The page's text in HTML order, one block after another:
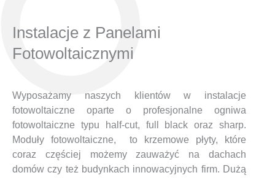
Instalacje z Panelami
Fotowoltaicznymi
Wyposażamy naszych klientów w instalacje
fotowoltaiczne oparte o profesjonalne ogniwa
fotowoltaiczne typu half-cut, full black oraz sharp.
Moduły fotowoltaiczne, to krzemowe płyty, które
coraz częściej możemy zauważyć na dachach
domów czy też budynkach innowacyjnych firm. Dużą